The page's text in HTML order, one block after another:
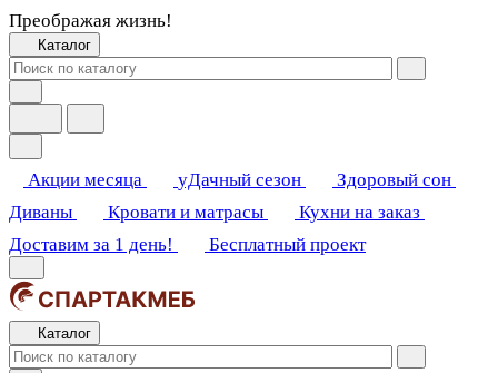
Преображая жизнь!
Каталог
Акции месяца уДачный сезон
Здоровый сон
Диваны
Кровати и матрасы
Кухни на заказ
Доставим за 1 день!
Бесплатный проект
Каталог